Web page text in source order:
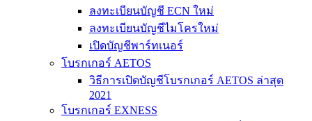
ลงทะเบียนบัญชี ECN ใหม่
ลงทะเบียนบัญชีไมโครใหม่
เปิดบัญชีพาร์ทเนอร์
โบรกเกอร์ AETOS
วิธีการเปิดบัญชีโบรกเกอร์ AETOS ล่าสุด
2021
โบรกเกอร์ EXNESS